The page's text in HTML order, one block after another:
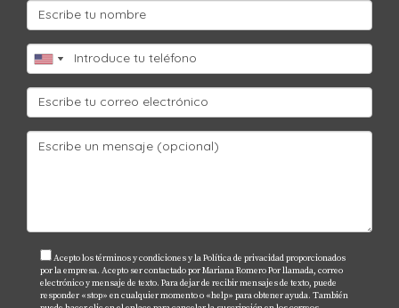
La IA puede facilitar el proceso al proporcionar análisis
predictivos sobre precios y tendencias del mercado, así
como mejorar la comunicación entre agentes y clientes
mediante chatbots.
¿Es costoso implementar tecnologías basadas
en IA?
están diseñadas para ser accesibles incluso para
pequeñas agencias inmobiliarias.
¿La IA reemplazará a los agentes
Acepto los términos y condiciones y la Política de privacidad proporcionados
por la empresa. Acepto ser contactado por Mariana Romero Por llamada, correo
electrónico y mensaje de texto. Para dejar de recibir mensajes de texto, puede
responder «stop» en cualquier momento o «help» para obtener ayuda. También